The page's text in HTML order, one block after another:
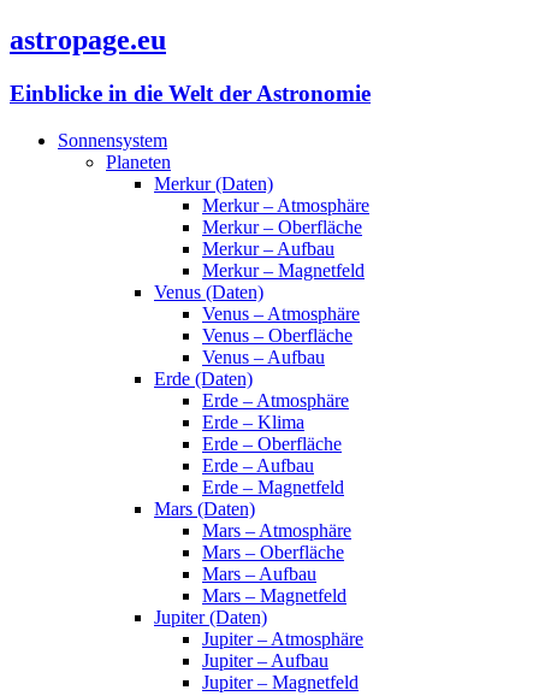
astropage.eu
Einblicke in die Welt der Astronomie
Sonnensystem
Planeten
Merkur (Daten)
Merkur – Atmosphäre
Merkur – Oberfläche
Merkur – Aufbau
Merkur – Magnetfeld
Venus (Daten)
Venus – Atmosphäre
Venus – Oberfläche
Venus – Aufbau
Erde (Daten)
Erde – Atmosphäre
Erde – Klima
Erde – Oberfläche
Erde – Aufbau
Erde – Magnetfeld
Mars (Daten)
Mars – Atmosphäre
Mars – Oberfläche
Mars – Aufbau
Mars – Magnetfeld
Jupiter (Daten)
Jupiter – Atmosphäre
Jupiter – Aufbau
Jupiter – Magnetfeld